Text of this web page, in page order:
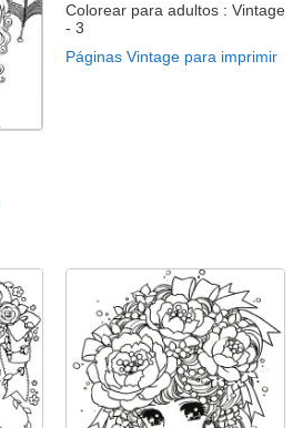
Colorear para adultos : Vintage
- 3
Páginas Vintage para imprimir